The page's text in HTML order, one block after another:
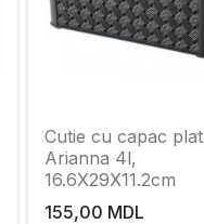
Cutie cu capac plat
Arianna 4l,
16.6Х29Х11.2cm
155,00 MDL